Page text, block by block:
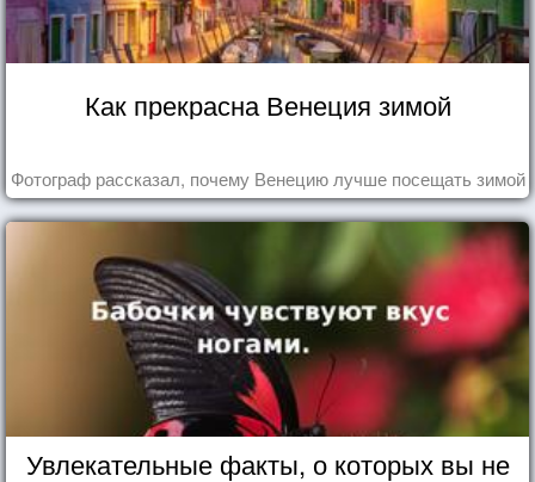
Как прекрасна Венеция зимой
Фотограф рассказал, почему Венецию лучше посещать зимой
Увлекательные факты, о которых вы не